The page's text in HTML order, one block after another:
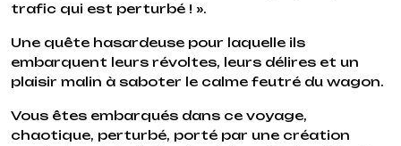
trafic qui est perturbé ! ».
Une quête hasardeuse pour laquelle ils
embarquent leurs révoltes, leurs délires et un
plaisir malin à saboter le calme feutré du wagon.
Vous êtes embarqués dans ce voyage,
chaotique, perturbé, porté par une création